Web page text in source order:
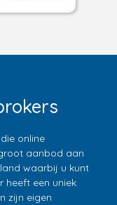
online
aanbod aan
waarbij u kunt
heeft een uniek
zijn eigen